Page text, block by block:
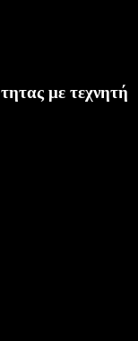
με τεχνητή